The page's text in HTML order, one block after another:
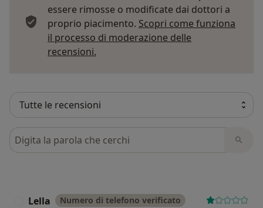
essere rimosse o modificate dai dottori a
proprio piacimento. Scopri come funziona
il processo di moderazione delle
recensioni.
Cerca nelle recensioni
Lella Numero di telefono verificato